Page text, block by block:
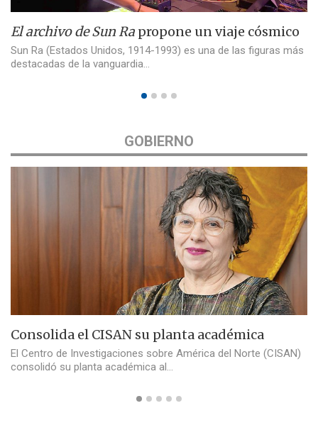
El archivo de Sun Ra propone un viaje cósmico
Sun Ra (Estados Unidos, 1914-1993) es una de las figuras más
destacadas de la vanguardia…
GOBIERNO
Consolida el CISAN su planta académica
El Centro de Investigaciones sobre América del Norte (CISAN)
consolidó su planta académica al…